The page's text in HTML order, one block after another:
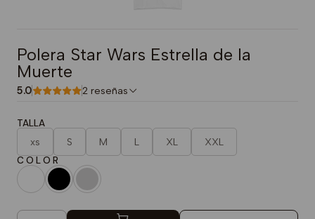
Polera Star Wars Estrella de la
Muerte
5.0 2 reseñas
TALLA
xs S M L XL XXL
C O L O R